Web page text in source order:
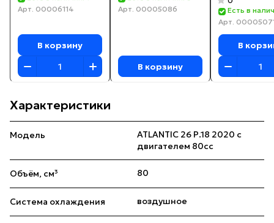
Арт. 00006114
В корзину
Арт. 00005086
В корзину
Есть в
Арт.
В
Характеристики
Модель
ATLANTIC 26 Р.18 2020 с
двигателем 80сс
Объём, см³ 80
Система охлаждения воздушное